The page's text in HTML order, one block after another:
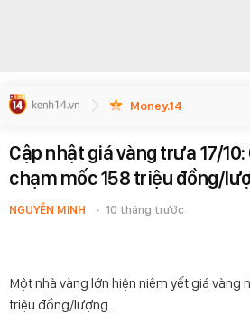
Money.14
Cập nhật giá vàng trưa 17/
chạm mốc 158 triệu đồng/
NGUYỄN MINH 10 tháng trước
Một nhà vàng lớn hiện niêm yết giá vàng
triệu đồng/lượng.